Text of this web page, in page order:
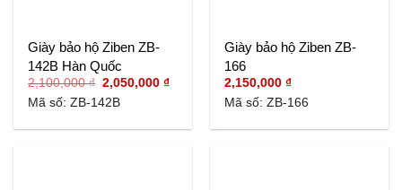
Giày bảo hộ Ziben ZB-
142B Hàn Quốc
2,100,000₫ Giá
là:
2,050,000₫Giá
2,050,000 ₫.
Mã số: ZB-142B
Giày bảo hộ Ziben ZB-
166
2,150,000₫
Mã số: ZB-166